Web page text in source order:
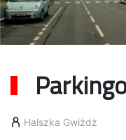
Halszka Gwiżdż